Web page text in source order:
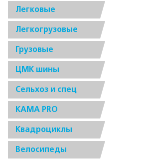
Легковые
Легкогрузовые
Грузовые
ЦМК шины
Сельхоз и спец
КАМА PRO
Квадроциклы
Велосипеды